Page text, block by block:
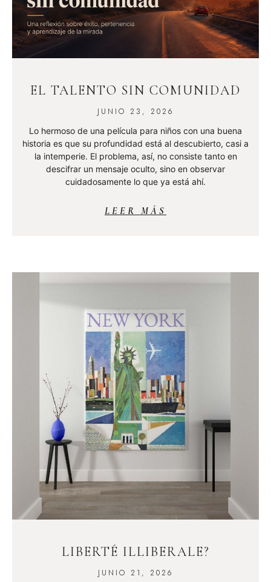
EL TALENTO SIN COMUNIDAD
JUNIO 23, 2026
Lo hermoso de una película para niños con una buena
historia es que su profundidad está al descubierto, casi a
la intemperie. El problema, así, no consiste tanto en
descifrar un mensaje oculto, sino en observar
cuidadosamente lo que ya está ahí.
LEER MÁS
LIBERTÉ ILLIBERALE?
JUNIO 21, 2026